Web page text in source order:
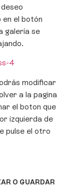
en el botón
galería se
modificar
a la pagina
el boton que
izquierda de
pulse el otro
O GUARDAR